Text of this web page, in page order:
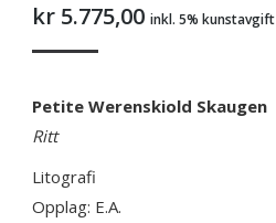
kr5.775,00 inkl. 5% kunstavgift
Petite Werenskiold Skaugen
Ritt
Litografi
Opplag: E.A.